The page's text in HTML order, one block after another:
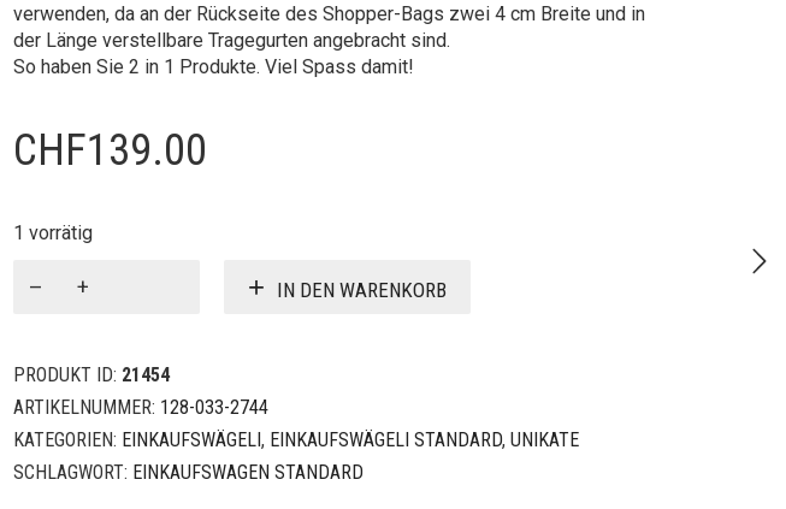
verwenden, da an der Rückseite des Shopper-Bags zwei 4 cm Breite und in
der Länge verstellbare Tragegurten angebracht sind.
So haben Sie 2 in 1 Produkte. Viel Spass damit!
CHF139.00
1 vorrätig
Standard
IN DEN WARENKORB
PRODUKT ID: 21454
ARTIKELNUMMER: 128-033-2744
KATEGORIEN: EINKAUFSWÄGELI, EINKAUFSWÄGELI STANDARD, UNIKATE
SCHLAGWORT: EINKAUFSWAGEN STANDARD